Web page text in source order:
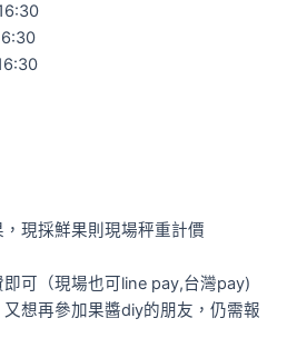
現採鮮果則現場秤重計價
可（現場也可line pay,台灣pay)
想再參加果醬diy的朋友，仍需報